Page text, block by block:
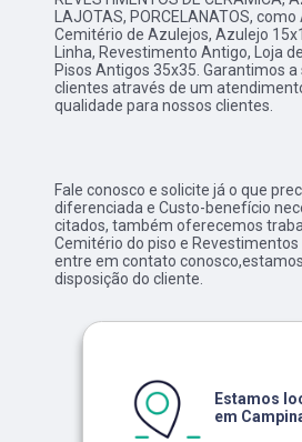
LAJOTAS, PORCELANATOS,
Cemitério de Azulejos, Azulejo
Linha, Revestimento Antigo, Loja
Pisos Antigos 35x35. Garantimos
clientes através de um
qualidade para nossos clientes.
Fale conosco e solicite já o que
diferenciada e Custo-benefício
citados, também oferecemos
Cemitério do piso e Revestimentos
entre em contato
disposição do cliente.
Estamos
em